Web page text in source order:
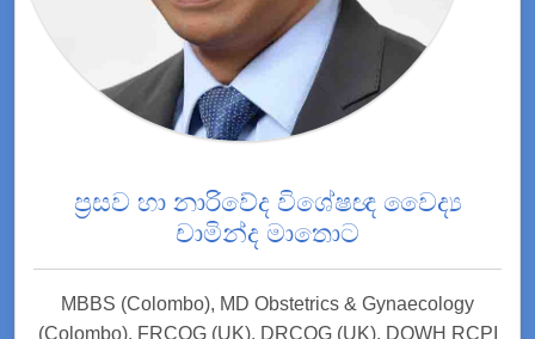
ප්‍රසව හා නාරිවේද විශේෂඥ වෛද්‍ය
චාමින්ද මාතොට
MBBS (Colombo), MD Obstetrics & Gynaecology
(Colombo), FRCOG (UK), DRCOG (UK), DOWH RCPI